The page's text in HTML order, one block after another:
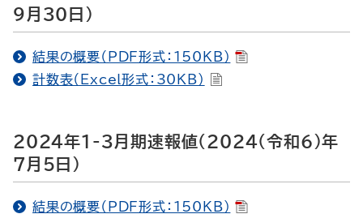
9月30日）
結果の概要（PDF形式：150KB）
計数表（Excel形式：30KB）
2024年1-3月期速報値（2024（令和6）年
7月5日）
結果の概要（PDF形式：150KB）